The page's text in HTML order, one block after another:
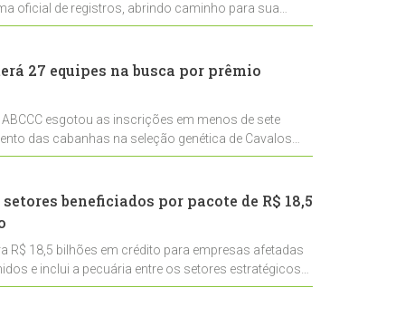
oficial de registros, abrindo caminho para sua
27 equipes na busca por prêmio
esgotou as inscrições em menos de sete
das cabanhas na seleção genética de Cavalos
beneficiados por pacote de R$ 18,5
R$ 18,5 bilhões em crédito para empresas afetadas
e inclui a pecuária entre os setores estratégicos